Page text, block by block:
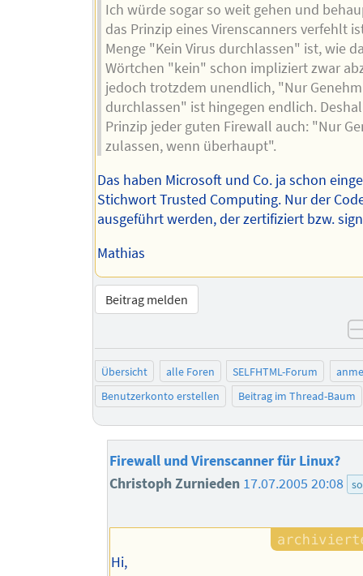
Ich würde sogar so weit gehen und
das Prinzip eines Virenscanners verfehlt
Menge "Kein Virus durchlassen" ist, wie
Wörtchen "kein" schon impliziert zwar
jedoch trotzdem unendlich, "Nur
durchlassen" ist hingegen endlich.
Prinzip jeder guten Firewall auch: "Nur
zulassen, wenn überhaupt".
Das haben Microsoft und Co. ja schon
Stichwort Trusted Computing. Nur der
ausgeführt werden, der zertifiziert bzw.
Mathias
Beitrag melden
Übersicht alle Foren SELFHTML-Forum
Benutzerkonto erstellen
Beitrag im Thread-Baum
Firewall und Virenscanner für Linux?
Christoph Zurnieden 17.07.2005 20:08
Hi,